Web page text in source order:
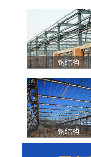
钢结构
钢结构